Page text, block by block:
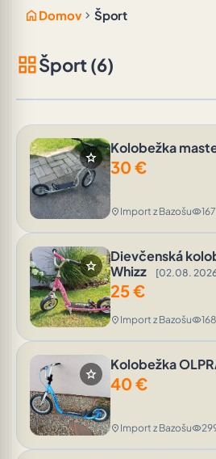
home Domov chevron_right Šport
grid_viewŠport (6)
star
Kolobežka
30 €
location_on Import z Bazošuvisibility
star
Dievčenská
Whizz
[02.08.
25€
location_on Import z Bazošuvisibility
star
Kolobežka
40 €
location_on Import z Bazošuvisibility